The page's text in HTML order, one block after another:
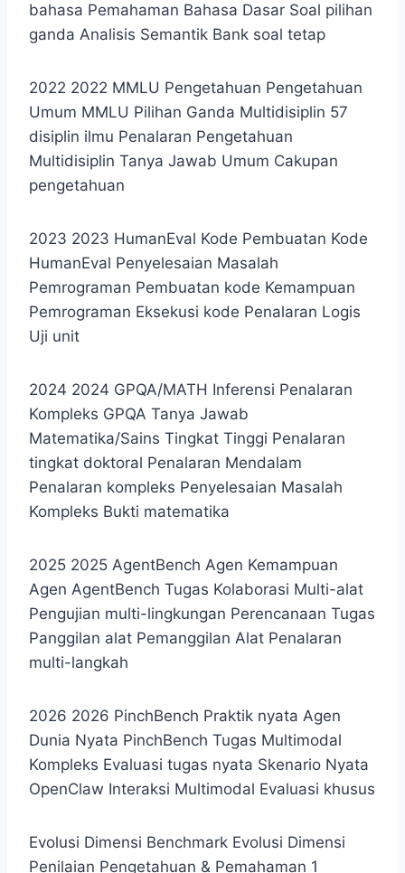
bahasa Pemahaman Bahasa Dasar Soal pilihan
ganda Analisis Semantik Bank soal tetap
2022 2022 MMLU Pengetahuan Pengetahuan
Umum MMLU Pilihan Ganda Multidisiplin 57
disiplin ilmu Penalaran Pengetahuan
Multidisiplin Tanya Jawab Umum Cakupan
pengetahuan
2023 2023 HumanEval Kode Pembuatan Kode
HumanEval Penyelesaian Masalah
Pemrograman Pembuatan kode Kemampuan
Pemrograman Eksekusi kode Penalaran Logis
Uji unit
2024 2024 GPQA/MATH Inferensi Penalaran
Kompleks GPQA Tanya Jawab
Matematika/Sains Tingkat Tinggi Penalaran
tingkat doktoral Penalaran Mendalam
Penalaran kompleks Penyelesaian Masalah
Kompleks Bukti matematika
2025 2025 AgentBench Agen Kemampuan
Agen AgentBench Tugas Kolaborasi Multi-alat
Pengujian multi-lingkungan Perencanaan Tugas
Panggilan alat Pemanggilan Alat Penalaran
multi-langkah
2026 2026 PinchBench Praktik nyata Agen
Dunia Nyata PinchBench Tugas Multimodal
Kompleks Evaluasi tugas nyata Skenario Nyata
OpenClaw Interaksi Multimodal Evaluasi khusus
Evolusi Dimensi Benchmark Evolusi Dimensi
Penilaian Pengetahuan & Pemahaman 1